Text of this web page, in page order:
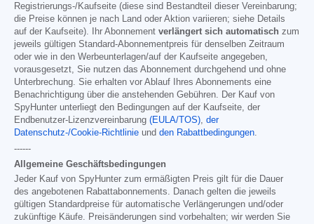
Registrierungs-/Kaufseite (diese sind Bestandteil dieser Vereinbarung;
die Preise können je nach Land oder Aktion variieren; siehe Details
auf der Kaufseite). Ihr Abonnement verlängert sich automatisch zum
jeweils gültigen Standard-Abonnementpreis für denselben Zeitraum
oder wie in den Werbeunterlagen/auf der Kaufseite angegeben,
vorausgesetzt, Sie nutzen das Abonnement durchgehend und ohne
Unterbrechung. Sie erhalten vor Ablauf Ihres Abonnements eine
Benachrichtigung über die anstehenden Gebühren. Der Kauf von
SpyHunter unterliegt den Bedingungen auf der Kaufseite, der
Endbenutzer-Lizenzvereinbarung (EULA/TOS), der
Datenschutz-/Cookie-Richtlinie und den Rabattbedingungen.
------
Allgemeine Geschäftsbedingungen
Jeder Kauf von SpyHunter zum ermäßigten Preis gilt für die Dauer
des angebotenen Rabattabonnements. Danach gelten die jeweils
gültigen Standardpreise für automatische Verlängerungen und/oder
zukünftige Käufe. Preisänderungen sind vorbehalten; wir werden Sie